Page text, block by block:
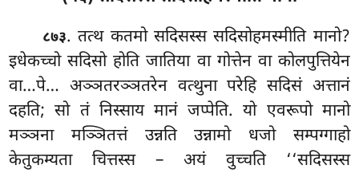
८७३. तत्थ कतमो सदिसस्स सदिसोहमस्मीति मानो?
इधेकच्चो सदिसो होति जातिया वा गोत्तेन वा कोलपुत्तियेन
वा…पे… अञ्ञतरञ्ञतरेन वत्थुना परेहि सदिसं अत्तानं
दहति; सो तं निस्साय मानं जप्पेति. यो एवरूपो मानो
मञ्ञना मञ्ञितत्तं उन्नति उन्नामो धजो सम्पग्गाहो
केतुकम्यता चित्तस्स – अयं वुच्चति ‘‘सदिसस्स